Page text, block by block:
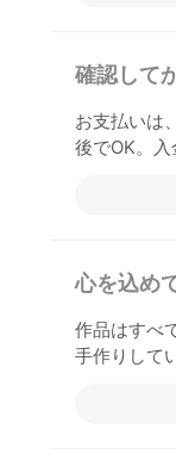
確認して
お支払いは
後でOK。入
心を込め
作品はすべ
手作りして